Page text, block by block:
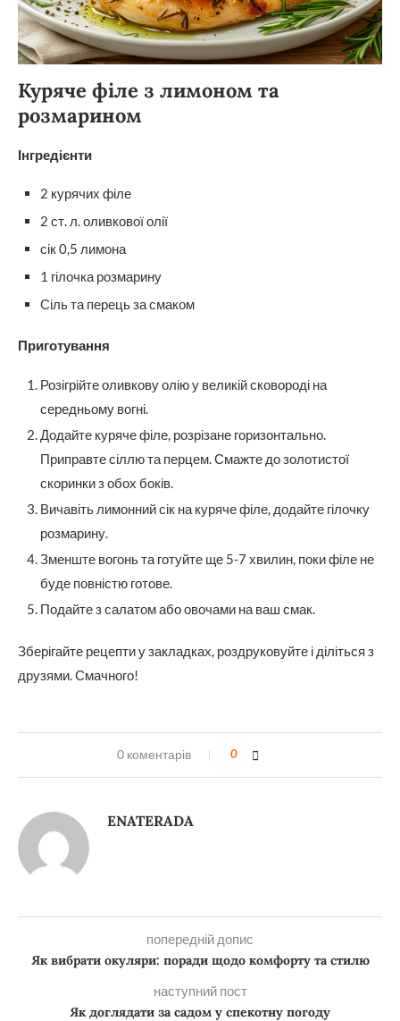
Куряче філе з лимоном та
розмарином
Інгредієнти
2 курячих філе
2 ст. л. оливкової олії
сік 0,5 лимона
1 гілочка розмарину
Сіль та перець за смаком
Приготування
Розігрійте оливкову олію у великій сковороді на
середньому вогні.
Додайте куряче філе, розрізане горизонтально.
Приправте сіллю та перцем. Смажте до золотистої
скоринки з обох боків.
Вичавіть лимонний сік на куряче філе, додайте гілочку
розмарину.
Зменште вогонь та готуйте ще 5-7 хвилин, поки філе не
буде повністю готове.
Подайте з салатом або овочами на ваш смак.
Зберігайте рецепти у закладках, роздруковуйте і діліться з
друзями. Смачного!
0 коментарів 0
ENATERADA
попередній допис
Як вибрати окуляри: поради щодо комфорту та стилю
наступний пост
Як доглядати за садом у спекотну погоду